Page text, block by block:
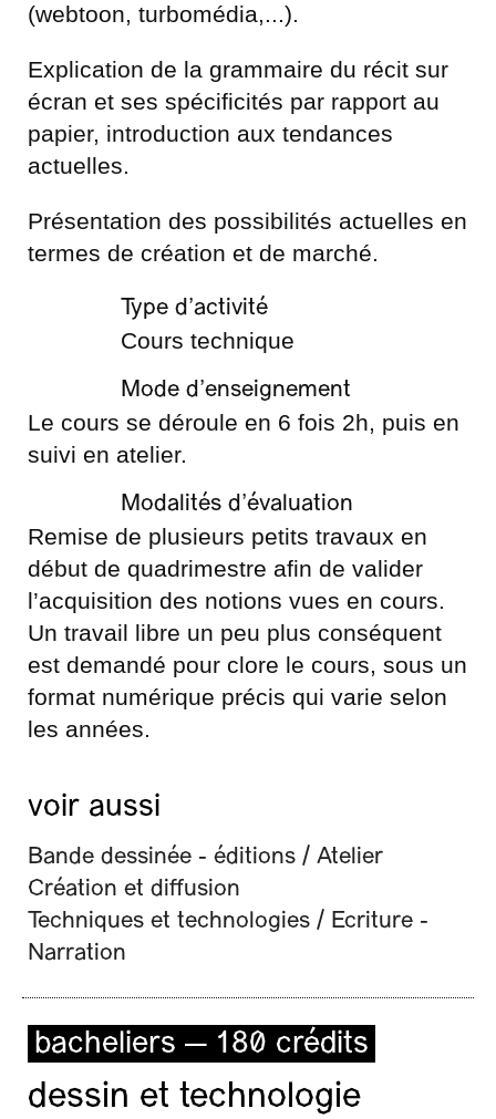
(webtoon, turbomédia,...).
Explication de la grammaire du récit sur
écran et ses spécificités par rapport au
papier, introduction aux tendances
actuelles.
Présentation des possibilités actuelles en
termes de création et de marché.
Type d’activité
Cours technique
Mode d’enseignement
Le cours se déroule en 6 fois 2h, puis en
suivi en atelier.
Modalités d’évaluation
Remise de plusieurs petits travaux en
début de quadrimestre afin de valider
l’acquisition des notions vues en cours.
Un travail libre un peu plus conséquent
est demandé pour clore le cours, sous un
format numérique précis qui varie selon
les années.
voir aussi
Bande dessinée - éditions / Atelier
Création et diffusion
Techniques et technologies / Ecriture -
Narration
bacheliers — 180 crédits
dessin et technologie